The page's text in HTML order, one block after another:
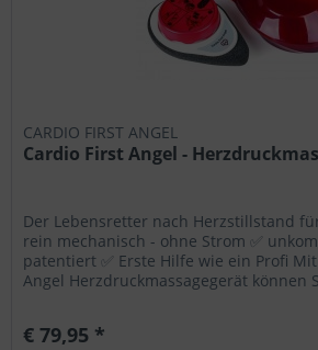
Wählen Sie nach Ihren
Cookies & Services
Statistik & Tracking
CARDIO FIRST ANGEL
Cardio First Angel -
Der Lebensretter nach Herzstillstand
rein mechanisch - ohne Strom ✅
patentiert ✅ Erste Hilfe wie ein Profi
Angel Herzdruckmassagegerät können
€ 79,95 *